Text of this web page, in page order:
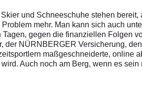
und Schneeschuhe stehen
mehr. Man kann sich auch
gegen die finanziellen Folgen
der NÜRNBERGER Versicherung, den
maßgeschneiderte, online
Auch noch am Berg, wenn es